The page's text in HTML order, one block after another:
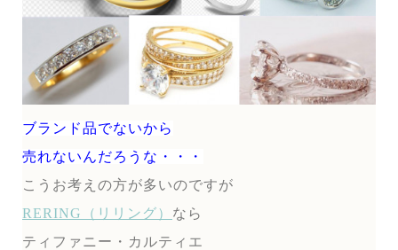
ブランド品でないから
売れないんだろうな・・・
こうお考えの方が多いのですが
RERING（リリング） なら
ティファニー・カルティエ